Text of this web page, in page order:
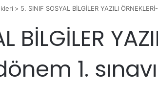
> 5. SINIF SOSYAL BİLGİLER YAZILI
BİLGİLER
1. sınavı